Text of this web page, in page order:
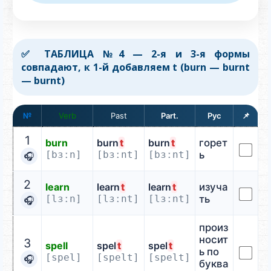
✅ ТАБЛИЦА №4 — 2-я и 3-я формы
совпадают, к 1-й добавляем t (burn — burnt
— burnt)
№ Verb 📌
1
🎧
burn
[bɜːn]
burnt
[bɜːnt]
burnt
[bɜːnt]
горет
ь
2
🎧
learn
[lɜːn]
learnt
[lɜːnt]
learnt
[lɜːnt]
изуча
ть
3
🎧
spell
[spel]
spelt
[spelt]
spelt
[spelt]
произ
носит
ь по
буква